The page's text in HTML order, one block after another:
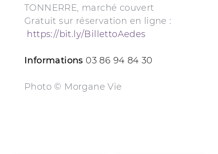
TONNERRE, marché couvert
Gratuit sur réservation en ligne :
https://bit.ly/BillettoAedes
Informations 03 86 94 84 30
Photo © Morgane Vie